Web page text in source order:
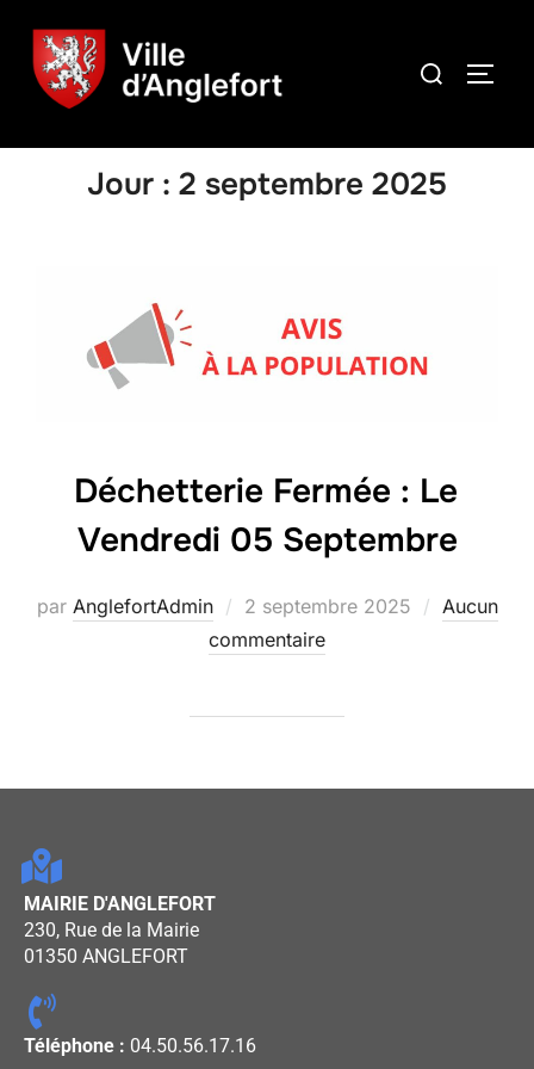
Jour : 2 septembre 2025
Déchetterie Fermée : Le
Vendredi 05 Septembre
par AnglefortAdmin 2 septembre 2025
Aucun
commentaire
MAIRIE D'ANGLEFORT
230, Rue de la Mairie
01350 ANGLEFORT
Téléphone : 04.50.56.17.16